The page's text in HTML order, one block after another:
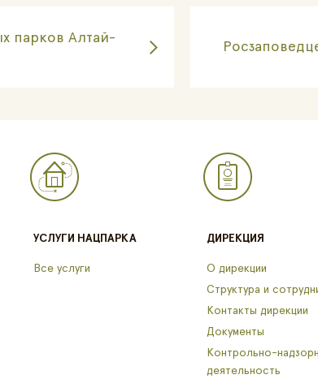
парков Алтай-
УСЛУГИ НАЦПАРКА
Все услуги
ДИРЕКЦИЯ
О дирекции
Структура и
Контакты дирекции
Документы
Контрольно-
деятельность